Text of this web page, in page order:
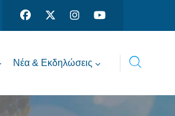
Νέα & Εκδηλώσεις